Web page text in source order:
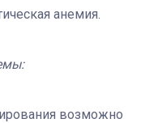
анемия.
возможно